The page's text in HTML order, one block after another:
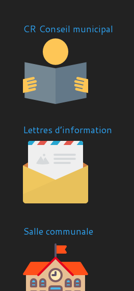
CR Conseil municipal
Lettres d’information
Salle communale